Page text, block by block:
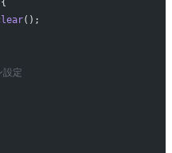
();
定